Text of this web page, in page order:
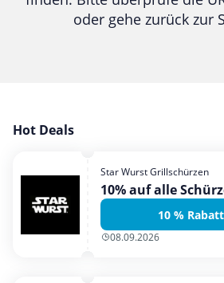
Entertainment & Media
Garten, Haushalt & Tiere
Mobilfunk & Internet
Mode & Accessoires
Shopping
oder gehe zurück zur
Hot Deals
Star Wurst Grillschürzen
10% auf alle
10 %
08.09.2026